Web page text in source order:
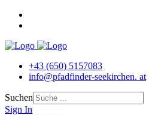
+43 (650) 5157083
info@pfadfinder‐seekirchen. at
Suchen
Sign In